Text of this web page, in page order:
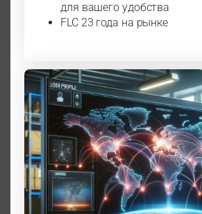
для вашего удобства
FLC 23 года на рынке